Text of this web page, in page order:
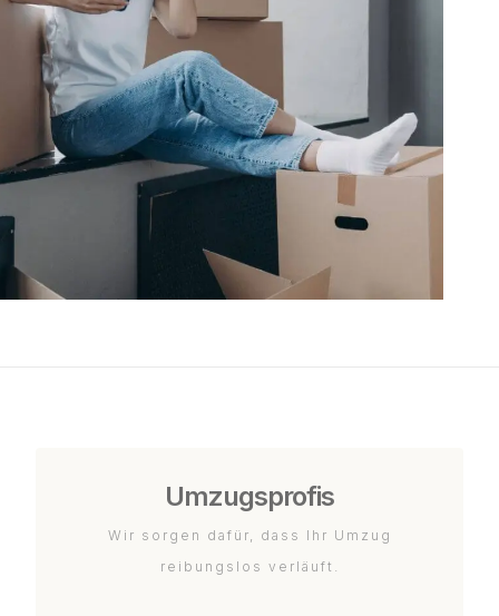
Umzugsprofis
Wir sorgen dafür, dass Ihr Umzug
reibungslos verläuft.